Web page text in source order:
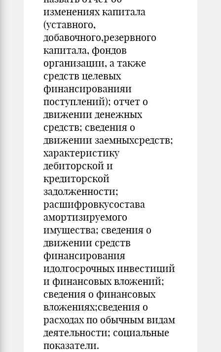
изменениях капитала
(уставного,
добавочного,резервного
капитала, фондов
организации, а также
средств целевых
финансированияи
поступлений); отчет о
движении денежных
средств; сведения о
движении заемныхсредств;
характеристику
дебиторской и
кредиторской
задолженности;
расшифровкусостава
амортизируемого
имущества; сведения о
движении средств
финансирования
идолгосрочных инвестиций
и финансовых вложений;
сведения о финансовых
вложениях;сведения о
расходах по обычным видам
деятельности; социальные
показатели.